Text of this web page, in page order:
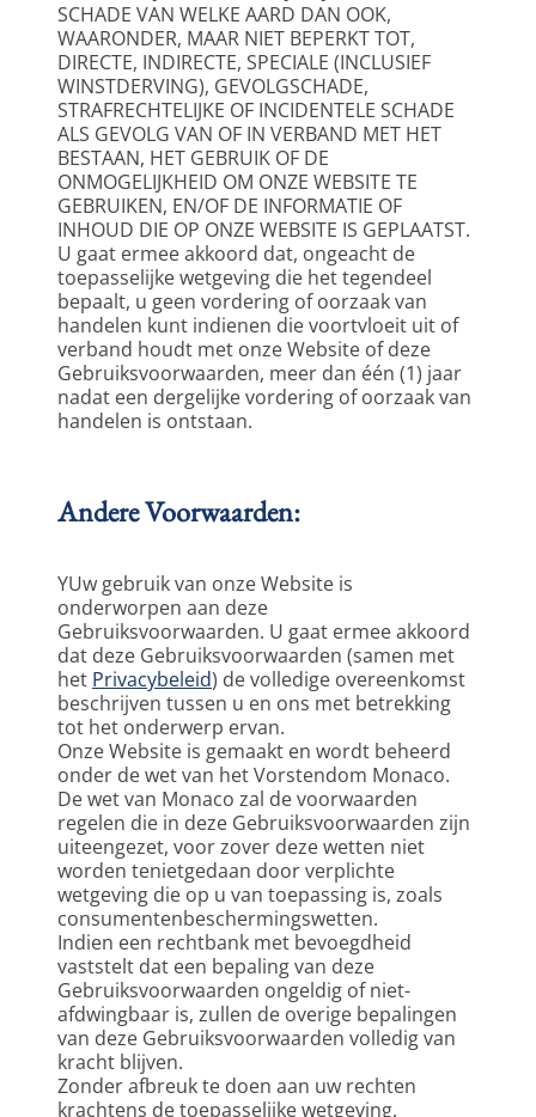
SCHADE VAN WELKE AARD DAN OOK,
WAARONDER, MAAR NIET BEPERKT TOT,
DIRECTE, INDIRECTE, SPECIALE (INCLUSIEF
WINSTDERVING), GEVOLGSCHADE,
STRAFRECHTELIJKE OF INCIDENTELE SCHADE
ALS GEVOLG VAN OF IN VERBAND MET HET
BESTAAN, HET GEBRUIK OF DE
ONMOGELIJKHEID OM ONZE WEBSITE TE
GEBRUIKEN, EN/OF DE INFORMATIE OF
INHOUD DIE OP ONZE WEBSITE IS GEPLAATST.
U gaat ermee akkoord dat, ongeacht de
toepasselijke wetgeving die het tegendeel
bepaalt, u geen vordering of oorzaak van
handelen kunt indienen die voortvloeit uit of
verband houdt met onze Website of deze
Gebruiksvoorwaarden, meer dan één (1) jaar
nadat een dergelijke vordering of oorzaak van
handelen is ontstaan.
Andere Voorwaarden:
YUw gebruik van onze Website is
onderworpen aan deze
Gebruiksvoorwaarden. U gaat ermee akkoord
dat deze Gebruiksvoorwaarden (samen met
het Privacybeleid) de volledige overeenkomst
beschrijven tussen u en ons met betrekking
tot het onderwerp ervan.
Onze Website is gemaakt en wordt beheerd
onder de wet van het Vorstendom Monaco.
De wet van Monaco zal de voorwaarden
regelen die in deze Gebruiksvoorwaarden zijn
uiteengezet, voor zover deze wetten niet
worden tenietgedaan door verplichte
wetgeving die op u van toepassing is, zoals
consumentenbeschermingswetten.
Indien een rechtbank met bevoegdheid
vaststelt dat een bepaling van deze
Gebruiksvoorwaarden ongeldig of niet-
afdwingbaar is, zullen de overige bepalingen
van deze Gebruiksvoorwaarden volledig van
kracht blijven.
Zonder afbreuk te doen aan uw rechten
krachtens de toepasselijke wetgeving,